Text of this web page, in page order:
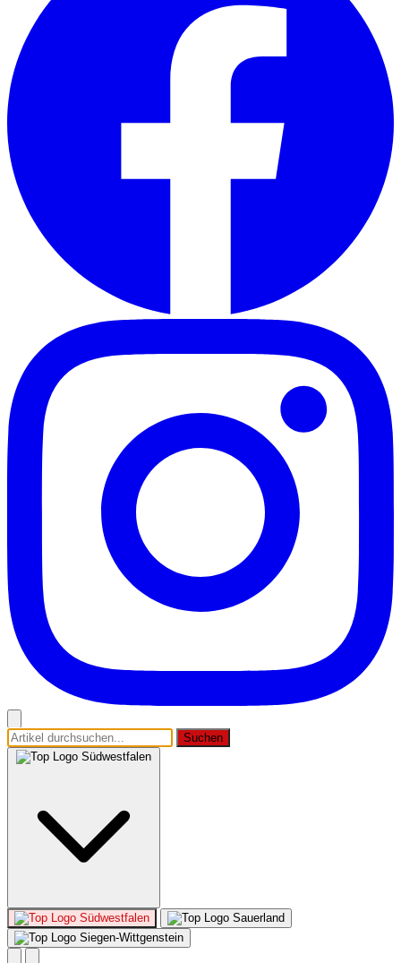
Suchen
Südwestfalen
Südwestfalen
Sauerland
Siegen-Wittgenstein